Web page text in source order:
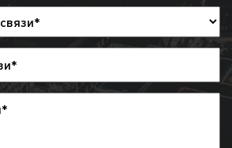
на радио:после
договора и проведения
ролик направляется в
и загружается в
Изменить эфирную сетку